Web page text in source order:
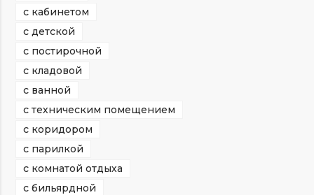
с кабинетом
с детской
с постирочной
с кладовой
с ванной
с техническим помещением
с коридором
с парилкой
с комнатой отдыха
с бильярдной